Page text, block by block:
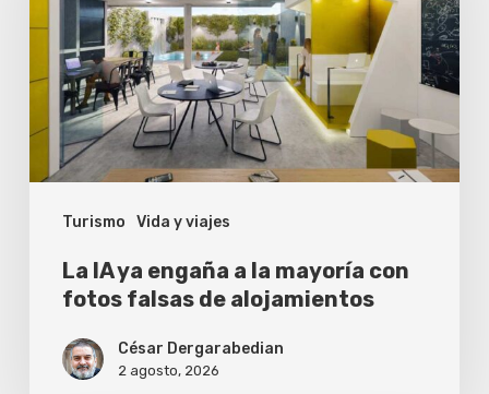
Turismo Vida y viajes
engaña
la
mayoría
fotos
falsas
alojamientos
La IA ya engaña a la mayoría con
fotos falsas de alojamientos
César Dergarabedian
2 agosto, 2026